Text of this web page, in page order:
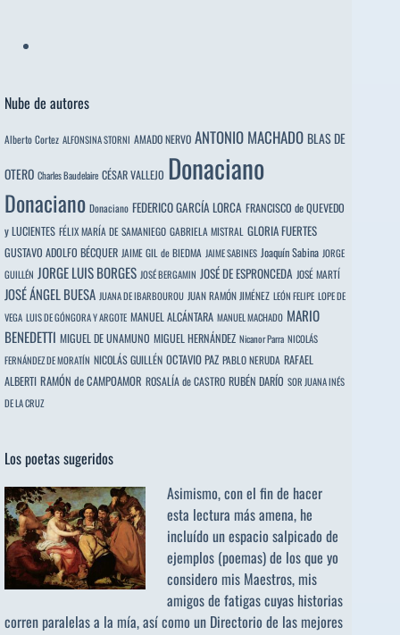
Nube de autores
Alberto Cortez ALFONSINA STORNI AMADO NERVO ANTONIO MACHADO BLAS DE
OTERO Charles Baudelaire CÉSAR VALLEJO Donaciano
Donaciano Donaciano FEDERICO GARCÍA LORCA FRANCISCO de QUEVEDO
y LUCIENTES FÉLIX MARÍA DE SAMANIEGO GABRIELA MISTRAL GLORIA FUERTES
GUSTAVO ADOLFO BÉCQUER JAIME GIL de BIEDMA JAIME SABINES Joaquín Sabina JORGE
GUILLÉN JORGE LUIS BORGES JOSÉ BERGAMIN JOSÉ DE ESPRONCEDA JOSÉ MARTÍ
JOSÉ ÁNGEL BUESA JUANA DE IBARBOUROU JUAN RAMÓN JIMÉNEZ LEÓN FELIPE LOPE DE
VEGA LUIS DE GÓNGORA Y ARGOTE MANUEL ALCÁNTARA MANUEL MACHADO MARIO
BENEDETTI MIGUEL DE UNAMUNO MIGUEL HERNÁNDEZ Nicanor Parra NICOLÁS
FERNÁNDEZ DE MORATÍN NICOLÁS GUILLÉN OCTAVIO PAZ PABLO NERUDA RAFAEL
ALBERTI RAMÓN de CAMPOAMOR ROSALÍA de CASTRO RUBÉN DARÍO SOR JUANA INÉS
DE LA CRUZ
Los poetas sugeridos
Asimismo, con el fin de hacer
esta lectura más amena, he
incluído un espacio salpicado de
ejemplos (poemas) de los que yo
considero mis Maestros, mis
amigos de fatigas cuyas historias
corren paralelas a la mía, así como un Directorio de las mejores